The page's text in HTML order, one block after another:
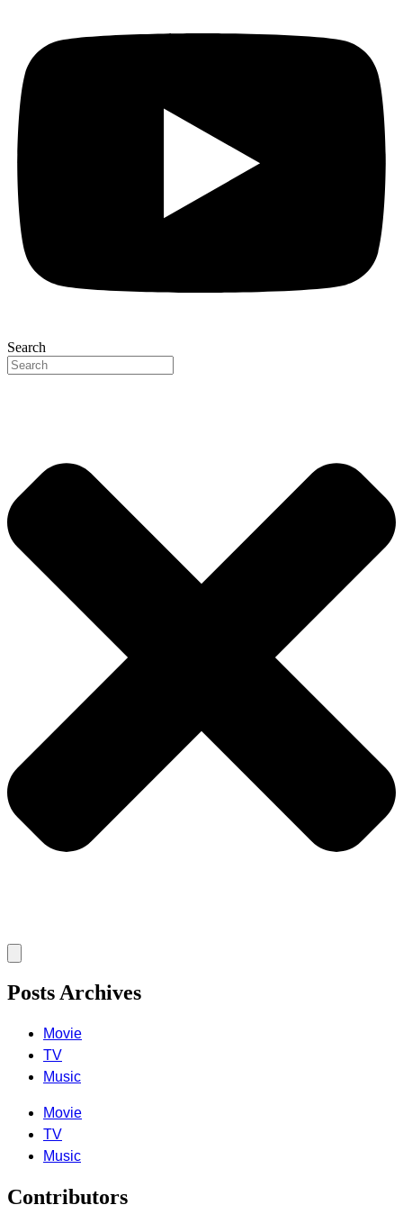
Search
Posts Archives
Movie
TV
Music
Movie
TV
Music
Contributors